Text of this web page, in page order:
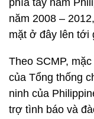
phía tây nam
năm 2008 –
mặt ở đây lên tới
Theo SCMP,
của Tổng thống
ninh của
trợ tình báo và